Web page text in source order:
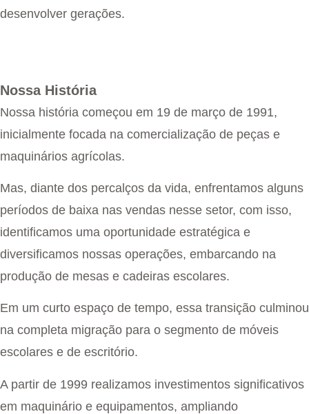
desenvolver gerações.
Nossa História
Nossa história começou em 19 de março de 1991,
inicialmente focada na comercialização de peças e
maquinários agrícolas.
Mas, diante dos percalços da vida, enfrentamos alguns
períodos de baixa nas vendas nesse setor, com isso,
identificamos uma oportunidade estratégica e
diversificamos nossas operações, embarcando na
produção de mesas e cadeiras escolares.
Em um curto espaço de tempo, essa transição culminou
na completa migração para o segmento de móveis
escolares e de escritório.
A partir de 1999 realizamos investimentos significativos
em maquinário e equipamentos, ampliando